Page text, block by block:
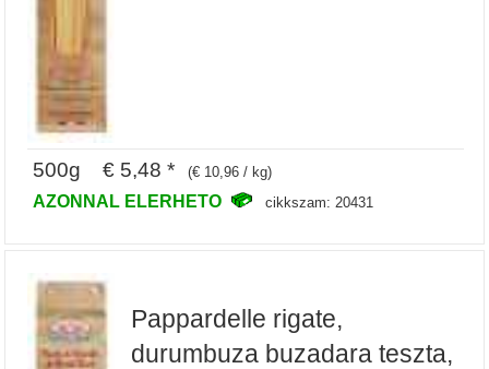
500g € 5,48 * (€ 10,96 / kg)
AZONNAL ELERHETO cikkszam: 20431
Pappardelle rigate,
durumbuza buzadara teszta,